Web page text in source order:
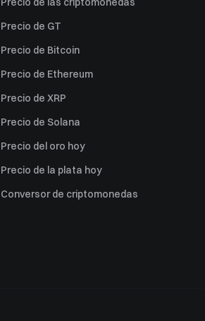
Precio de GT
Precio de Bitcoin
Precio de Ethereum
Precio de XRP
Precio de Solana
Precio del oro hoy
Precio de la plata hoy
Conversor de criptomonedas